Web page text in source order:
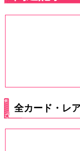
全カード・レ